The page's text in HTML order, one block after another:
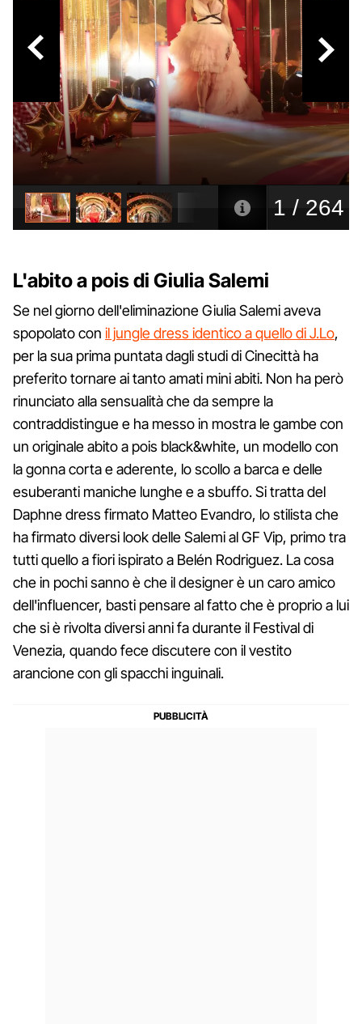
L'abito a pois di Giulia Salemi
Se nel giorno dell'eliminazione Giulia Salemi aveva
spopolato con il jungle dress identico a quello di J.Lo,
per la sua prima puntata dagli studi di Cinecittà ha
preferito tornare ai tanto amati mini abiti. Non ha però
rinunciato alla sensualità che da sempre la
contraddistingue e ha messo in mostra le gambe con
un originale abito a pois black&white, un modello con
la gonna corta e aderente, lo scollo a barca e delle
esuberanti maniche lunghe e a sbuffo. Si tratta del
Daphne dress firmato Matteo Evandro, lo stilista che
ha firmato diversi look delle Salemi al GF Vip, primo tra
tutti quello a fiori ispirato a Belén Rodriguez. La cosa
che in pochi sanno è che il designer è un caro amico
dell'influencer, basti pensare al fatto che è proprio a lui
che si è rivolta diversi anni fa durante il Festival di
Venezia, quando fece discutere con il vestito
arancione con gli spacchi inguinali.